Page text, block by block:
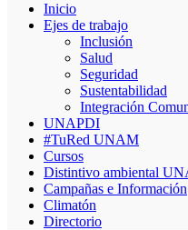
Inicio
Ejes de trabajo
Inclusión
Salud
Seguridad
Sustentabilidad
Integración
UNAPDI
#TuRed UNAM
Cursos
Distintivo ambiental
Campañas e Información
Climatón
Directorio